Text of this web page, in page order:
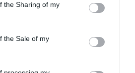
the Sharing of my
the Sale of my
con quien querríamos
suficiente que una marca
feminista; que una marca
con un anuncio que se